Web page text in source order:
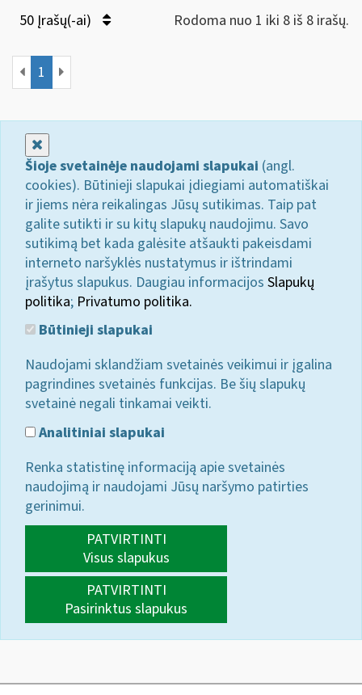
50 Įrašų(-ai) Rodoma nuo 1 iki 8 iš 8 irašų.
1
Šioje svetainėje naudojami slapukai (angl.
cookies). Būtinieji slapukai įdiegiami automatiškai
ir jiems nėra reikalingas Jūsų sutikimas. Taip pat
galite sutikti ir su kitų slapukų naudojimu. Savo
sutikimą bet kada galėsite atšaukti pakeisdami
interneto naršyklės nustatymus ir ištrindami
įrašytus slapukus. Daugiau informacijos Slapukų
politika; Privatumo politika.
Būtinieji slapukai
Naudojami sklandžiam svetainės veikimui ir įgalina
pagrindines svetainės funkcijas. Be šių slapukų
svetainė negali tinkamai veikti.
Analitiniai slapukai
Renka statistinę informaciją apie svetainės
naudojimą ir naudojami Jūsų naršymo patirties
gerinimui.
PATVIRTINTI
Visus slapukus
PATVIRTINTI
Pasirinktus slapukus